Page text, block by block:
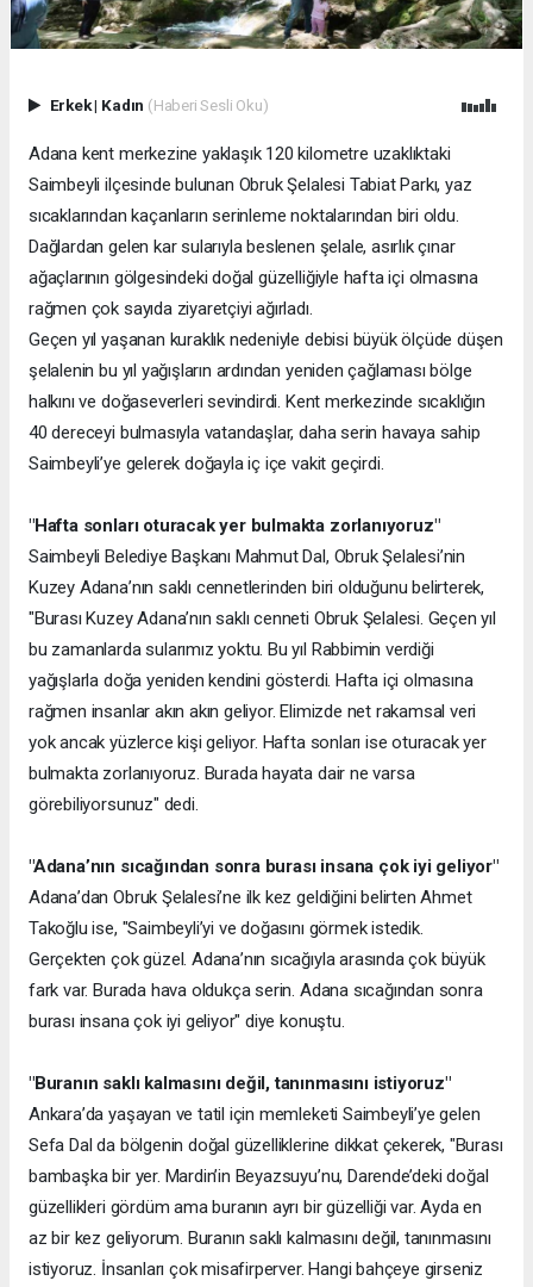
Erkek| Kadın (Haberi Sesli Oku)
Adana kent merkezine yaklaşık 120 kilometre uzaklıktaki
Saimbeyli ilçesinde bulunan Obruk Şelalesi Tabiat Parkı, yaz
sıcaklarından kaçanların serinleme noktalarından biri oldu.
Dağlardan gelen kar sularıyla beslenen şelale, asırlık çınar
ağaçlarının gölgesindeki doğal güzelliğiyle hafta içi olmasına
rağmen çok sayıda ziyaretçiyi ağırladı.
Geçen yıl yaşanan kuraklık nedeniyle debisi büyük ölçüde düşen
şelalenin bu yıl yağışların ardından yeniden çağlaması bölge
halkını ve doğaseverleri sevindirdi. Kent merkezinde sıcaklığın
40 dereceyi bulmasıyla vatandaşlar, daha serin havaya sahip
Saimbeyli’ye gelerek doğayla iç içe vakit geçirdi.
"Hafta sonları oturacak yer bulmakta zorlanıyoruz"
Saimbeyli Belediye Başkanı Mahmut Dal, Obruk Şelalesi’nin
Kuzey Adana’nın saklı cennetlerinden biri olduğunu belirterek,
"Burası Kuzey Adana’nın saklı cenneti Obruk Şelalesi. Geçen yıl
bu zamanlarda sularımız yoktu. Bu yıl Rabbimin verdiği
yağışlarla doğa yeniden kendini gösterdi. Hafta içi olmasına
rağmen insanlar akın akın geliyor. Elimizde net rakamsal veri
yok ancak yüzlerce kişi geliyor. Hafta sonları ise oturacak yer
bulmakta zorlanıyoruz. Burada hayata dair ne varsa
görebiliyorsunuz" dedi.
"Adana’nın sıcağından sonra burası insana çok iyi geliyor"
Adana’dan Obruk Şelalesi’ne ilk kez geldiğini belirten Ahmet
Takoğlu ise, "Saimbeyli’yi ve doğasını görmek istedik.
Gerçekten çok güzel. Adana’nın sıcağıyla arasında çok büyük
fark var. Burada hava oldukça serin. Adana sıcağından sonra
burası insana çok iyi geliyor" diye konuştu.
"Buranın saklı kalmasını değil, tanınmasını istiyoruz"
Ankara’da yaşayan ve tatil için memleketi Saimbeyli’ye gelen
Sefa Dal da bölgenin doğal güzelliklerine dikkat çekerek, "Burası
bambaşka bir yer. Mardin’in Beyazsuyu’nu, Darende’deki doğal
güzellikleri gördüm ama buranın ayrı bir güzelliği var. Ayda en
az bir kez geliyorum. Buranın saklı kalmasını değil, tanınmasını
istiyoruz. İnsanları çok misafirperver. Hangi bahçeye girseniz